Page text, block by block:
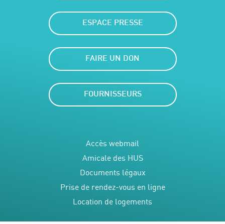
ESPACE PRESSE
FAIRE UN DON
FOURNISSEURS
Accès webmail
Amicale des HUS
Documents légaux
Prise de rendez-vous en ligne
Location de logements